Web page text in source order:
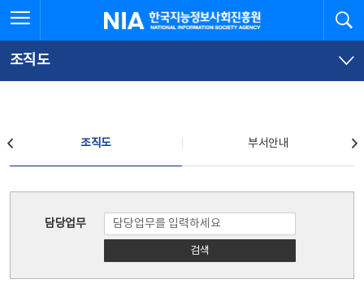
문
로
가
체
뉴
바
가
한국지능정보사회진흥원
조직도
조직도 부서안내
담당업무
검색